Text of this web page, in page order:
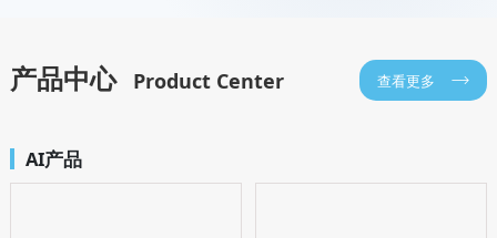
产品中心 Product Center 查看更多
AI产品